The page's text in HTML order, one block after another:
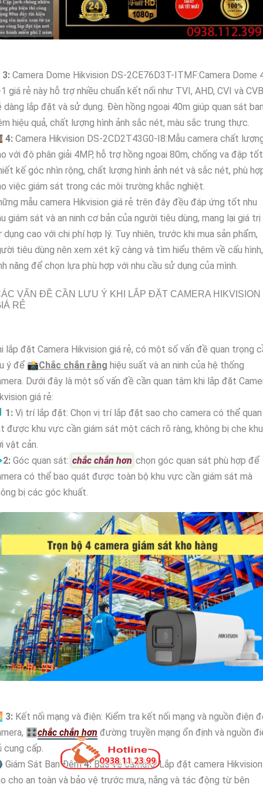
3: Camera Dome Hikvision DS-2CE76D3T-ITMF:Camera Dome
giá rẻ này hỗ trợ nhiều chuẩn kết nối như TVI, AHD, CVI và
dàng lắp đặt và sử dụng. Đèn hồng ngoại 40m giúp quan sát
hiệu quả, chất lượng hình ảnh sắc nét, màu sắc trung thực.
4: Camera Hikvision DS-2CD2T43G0-I8:Mẫu camera chất
với độ phân giải 4MP, hỗ trợ hồng ngoại 80m, chống va đập
kế góc nhìn rộng, chất lượng hình ảnh nét và sắc nét, phù
việc giám sát trong các môi trường khắc nghiệt.
mẫu camera Hikvision giá rẻ trên đây đều đáp ứng tốt nhu
giám sát và an ninh cơ bản của người tiêu dùng, mang lại giá trị
dụng cao với chi phí hợp lý. Tuy nhiên, trước khi mua sản phẩm,
tiêu dùng nên xem xét kỹ càng và tìm hiểu thêm về cấu hình,
năng để chọn lựa phù hợp với nhu cầu sử dụng của mình.
VẤN ĐỀ CẦN LƯU Ý KHI LẮP ĐẶT CAMERA HIKVISION
RẺ
lắp đặt Camera Hikvision giá rẻ, có một số vấn đề quan trọng
ý để 📸Chắc chắn rằng hiệu suất và an ninh của hệ thống
Dưới đây là một số vấn đề cần quan tâm khi lắp đặt
giá rẻ:
1: Vị trí lắp đặt: Chọn vị trí lắp đặt sao cho camera có thể quan
được khu vực cần giám sát một cách rõ ràng, không bị che
vật cản.
2: Góc quan sát: chắc chắn hơn chọn góc quan sát phù hợp để
có thể bao quát được toàn bộ khu vực cần giám sát mà
bị các góc khuất.
3: Kết nối mạng và điện: Kiểm tra kết nối mạng và nguồn điện
🎛chắc chắn hơn đường truyền mạng ổn định và nguồn
cung cấp.
Giám Sát Ban Đêm4:Bảo vệ camera: Lắp đặt camera Hikvision
cho an toàn và bảo vệ trước mưa, nắng và tác động từ bên